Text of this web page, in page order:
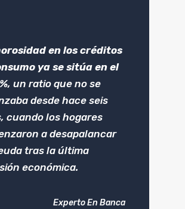
en los créditos
ya se sitúa en el
, un ratio que no se
desde hace seis
cuando los hogares
a desapalancar
tras la última
económica.
Experto En Banca